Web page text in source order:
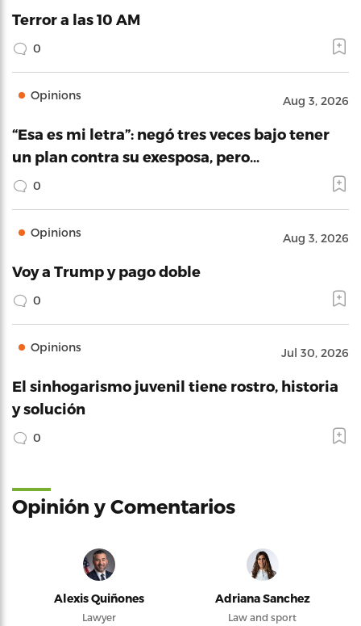
Terror a las 10 AM
0
Opinions Aug 3, 2026
“Esa es mi letra”: negó tres veces bajo tener
un plan contra su exesposa, pero…
0
Opinions Aug 3, 2026
Voy a Trump y pago doble
0
Opinions Jul 30, 2026
El sinhogarismo juvenil tiene rostro, historia
y solución
0
Opinión y Comentarios
Alexis Quiñones
Lawyer
Adriana Sanchez
Law and sport